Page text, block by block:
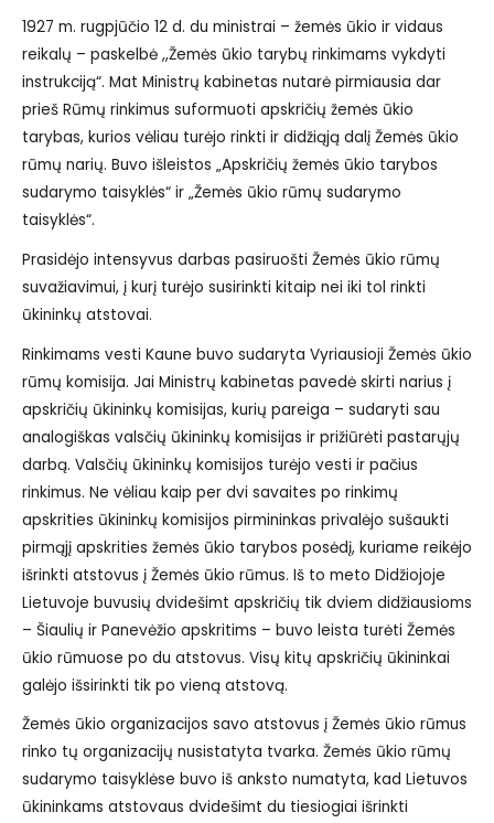
1927 m. rugpjūčio 12 d. du ministrai – žemės ūkio ir vidaus
reikalų – paskelbė ,,Žemės ūkio tarybų rinkimams vykdyti
instrukciją“. Mat Ministrų kabinetas nutarė pirmiausia dar
prieš Rūmų rinkimus suformuoti apskričių žemės ūkio
tarybas, kurios vėliau turėjo rinkti ir didžiąją dalį Žemės ūkio
rūmų narių. Buvo išleistos „Apskričių žemės ūkio tarybos
sudarymo taisyklės“ ir „Žemės ūkio rūmų sudarymo
taisyklės“.
Prasidėjo intensyvus darbas pasiruošti Žemės ūkio rūmų
suvažiavimui, į kurį turėjo susirinkti kitaip nei iki tol rinkti
ūkininkų atstovai.
Rinkimams vesti Kaune buvo sudaryta Vyriausioji Žemės ūkio
rūmų komisija. Jai Ministrų kabinetas pavedė skirti narius į
apskričių ūkininkų komisijas, kurių pareiga – sudaryti sau
analogiškas valsčių ūkininkų komisijas ir prižiūrėti pastarųjų
darbą. Valsčių ūkininkų komisijos turėjo vesti ir pačius
rinkimus. Ne vėliau kaip per dvi savaites po rinkimų
apskrities ūkininkų komisijos pirmininkas privalėjo sušaukti
pirmąjį apskrities žemės ūkio tarybos posėdį, kuriame reikėjo
išrinkti atstovus į Žemės ūkio rūmus. Iš to meto Didžiojoje
Lietuvoje buvusių dvidešimt apskričių tik dviem didžiausioms
– Šiaulių ir Panevėžio apskritims – buvo leista turėti Žemės
ūkio rūmuose po du atstovus. Visų kitų apskričių ūkininkai
galėjo išsirinkti tik po vieną atstovą.
Žemės ūkio organizacijos savo atstovus į Žemės ūkio rūmus
rinko tų organizacijų nusistatyta tvarka. Žemės ūkio rūmų
sudarymo taisyklėse buvo iš anksto numatyta, kad Lietuvos
ūkininkams atstovaus dvidešimt du tiesiogiai išrinkti